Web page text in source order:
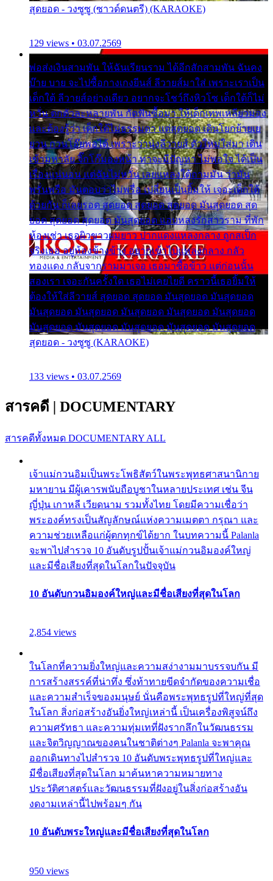
สุดยอด - วงซูซู (ซาวด์ดนตรี) (KARAOKE)
129 views • 03.07.2569
พ่อส่งเงินสามพัน ให้ฉันเรียนราม ได้อีกสักสามพัน ฉันคง
บ๊าย บาย จะไปซื้อกางเกงยีนส์ ลีวายส์มาใส่ เพราะเราเป็น
เด็กใต้ ลีวายส์อย่างเดียว อยากจะโชว์ถึงหิวโซ เด็กใต้ก็ไม่
หวั่น ตกตัวละหลายพัน กัดฟันซื้อมา ให้เด็กเทพเหลียวมอง
และต้องรู้ว่า เด็กใต้ไม่ธรรมดา แต่สุดยอด เดินโยกย้ายเย
ยวน กวนโอ๊ยพอได้ เพราะว่านุ่งลีวายส์ ตัวใหม่ใส่มา เดิน
เข้ามหาลัย จิ๊กโก๊มองหน้า ท่าจะมีปัญหา ไม่พอใจ ได้เป็น
เรื่องแน่นอน แต่ฉันไม่หวั่น เลยแหลงใต้ถามมัน ว่ามัน
พรั่นพรือ มันตอบว่าไม่พรื่อ เปลี่ยนเป็นยิ้มให้ เจอะเด็กใต้
ด้วยกัน ก็เลยรอด สุดยอด สุดยอด สุดยอด มันสุดยอด สุด
ยอด สุดยอด สุดยอด มันสุดยอด แอบหลงรักสาวราม ที่พัก
ห้องเช่า เธอผิวขาวผมยาว ปากแดงแหลงกลาง ถูกสเป็ก
จริงเธอ อยู่ห้องข้างข้าง อยากเข้าไปแหลงกลาง กลัว
ทองแดง กลับจากรามมาเจอ เธอมาซื้อข้าว แต่ก่อนนั้น
สองเรา เจอะกันครั้งใด เธอไม่เคยไยดี คราวนี้เธอยิ้มให้
ต้องให้ใส่ลีวายส์ สุดยอด สุดยอด มันสุดยอด มันสุดยอด
มันสุดยอด มันสุดยอด มันสุดยอด มันสุดยอด มันสุดยอด
มันสุดยอด มันสุดยอด มันสุดยอด มันสุดยอด มันสุดยอด
สุดยอด - วงซูซู (KARAOKE)
133 views • 03.07.2569
สารคดี | DOCUMENTARY
สารคดีทั้งหมด DOCUMENTARY ALL
เจ้าแม่กวนอิมเป็นพระโพธิสัตว์ในพระพุทธศาสนานิกาย
มหายาน มีผู้เคารพนับถือบูชาในหลายประเทศ เช่น จีน
ญี่ปุ่น เกาหลี เวียดนาม รวมทั้งไทย โดยมีความเชื่อว่า
พระองค์ทรงเป็นสัญลักษณ์แห่งความเมตตา กรุณา และ
ความช่วยเหลือแก่ผู้ตกทุกข์ได้ยาก ในบทความนี้ Palanla
จะพาไปสำรวจ 10 อันดับรูปปั้นเจ้าแม่กวนอิมองค์ใหญ่
และมีชื่อเสียงที่สุดในโลกในปัจจุบัน
10 อันดับกวนอิมองค์ใหญ่และมีชื่อเสียงที่สุดในโลก
2,854 views
ในโลกที่ความยิ่งใหญ่และความสง่างามมาบรรจบกัน มี
การสร้างสรรค์ที่น่าทึ่ง ซึ่งท้าทายขีดจำกัดของความเชื่อ
และความสำเร็จของมนุษย์ นั่นคือพระพุทธรูปที่ใหญ่ที่สุด
ในโลก สิ่งก่อสร้างอันยิ่งใหญ่เหล่านี้ เป็นเครื่องพิสูจน์ถึง
ความศรัทธา และความทุ่มเทที่ฝังรากลึกในวัฒนธรรม
และจิตวิญญาณของคนในชาติต่างๆ Palanla จะพาคุณ
ออกเดินทางไปสำรวจ 10 อันดับพระพุทธรูปที่ใหญ่และ
มีชื่อเสียงที่สุดในโลก มาค้นหาความหมายทาง
ประวัติศาสตร์และวัฒนธรรมที่ฝังอยู่ในสิ่งก่อสร้างอัน
งดงามเหล่านี้ไปพร้อมๆ กัน
10 อันดับพระใหญ่และมีชื่อเสียงที่สุดในโลก
950 views